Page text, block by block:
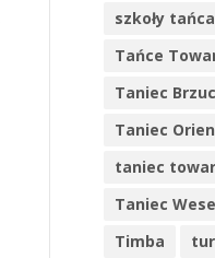
szkoły
Tańce
Taniec
Taniec
taniec
Taniec
Timba